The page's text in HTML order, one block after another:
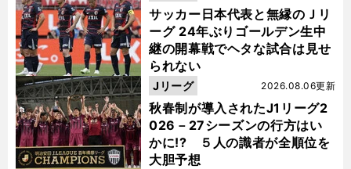
サッカー日本代表と無縁のＪリ
ーグ 24年ぶりゴールデン生中
継の開幕戦でヘタな試合は見せ
られない
秋春制が導入されたJ1リーグ2
026－27シーズンの行方はい
かに!? ５人の識者が全順位を
大胆予想
2026.08.06更新
Jリーグ